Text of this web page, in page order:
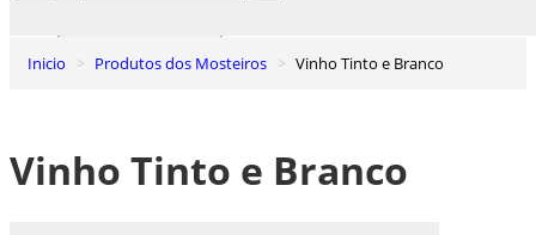
Inicio Produtos dos Mosteiros Vinho Tinto e Branco
Vinho Tinto e Branco